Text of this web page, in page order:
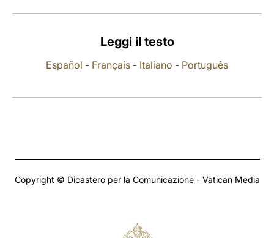
Leggi il testo
Español - Français - Italiano - Português
Copyright © Dicastero per la Comunicazione - Vatican Media